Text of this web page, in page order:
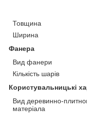
Товщина
Ширина
Фанера
Вид фанери
Кількість шарів
Користувальницькі
Вид деревинно-
матеріала